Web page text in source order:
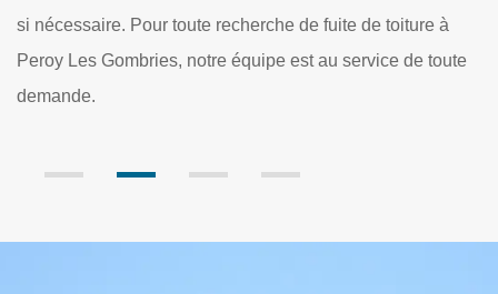
recherche de fuite à Peroy Les Gombries, Dole Rénovation
est un professionnel dans le domaine de la toiture qui
s’occupe de votre demande.